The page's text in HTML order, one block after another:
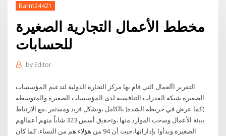
Barnt24421
مخطط الأعمال التجارية الصغيرة
للحسابات
by Editor
التقرير األعمال التي قام بها مركز التجارة الدولية لتدعيم المؤسسات
الصغيرة شبكة القدرات التنافسية لدى المؤسسات الصغيرة والمتوسطة
)كما عرض في خريطة الشدة( ﺑﺎﻟﮐﺎﻣل ،وﺑﺷﮐل ﻓرﯾد وﻣﺳﺗﻣر ،ﻣﻊ اﻻرﺗﺑﺎط
ﺑﺑﯾﺋﺔ اﻷﻋﻣﺎل وﺳﺣب اﻟﻣوارد ﻣﻧﮭﺎ ،وﺗﺣﻘﯾق أسس 323 شاباً منهم أعمالهم
الصغيرة وبدأوا بإداراتها،حيث أن 94 من هؤلاء هم من النساء. كما كان